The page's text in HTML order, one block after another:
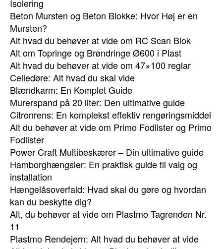
Isolering
Beton Mursten og Beton Blokke: Hvor Høj er en
Mursten?
Alt hvad du behøver at vide om RC Scan Blok
Alt om Topringe og Brøndringe Ø600 i Plast
Alt hvad du behøver at vide om 47×100 reglar
Celledøre: Alt hvad du skal vide
Blændkarm: En Komplet Guide
Murerspand på 20 liter: Den ultimative guide
Citronrens: En komplekst effektiv rengøringsmiddel
Alt du behøver at vide om Primo Fodlister og Primo
Fodlister
Power Craft Multibeskærer – Din ultimative guide
Hamborghængsler: En praktisk guide til valg og
installation
Hængelåsoverfald: Hvad skal du gøre og hvordan
kan du beskytte dig?
Alt, du behøver at vide om Plastmo Tagrenden Nr.
11
Plastmo Rendejern: Alt hvad du behøver at vide